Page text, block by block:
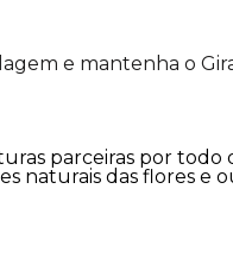
e mantenha o
parceiras por
naturais das flores